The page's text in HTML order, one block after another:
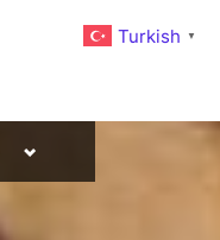
Toggle
menu
Turkish ▼